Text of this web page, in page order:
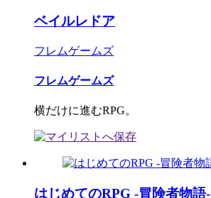
ベイルレドア
フレムゲームズ
フレムゲームズ
横だけに進むRPG。
はじめてのRPG -冒険者物語-